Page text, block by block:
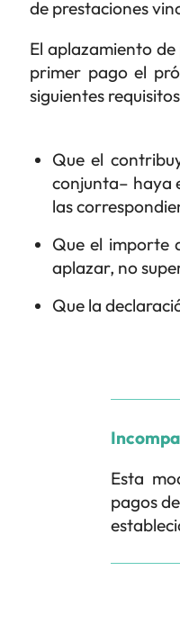
de prestaciones
El aplazamiento
primer pago el
siguientes
Que el
conjunta– haya
las
Que el importe
aplazar, no
Que la
Esta
pagos